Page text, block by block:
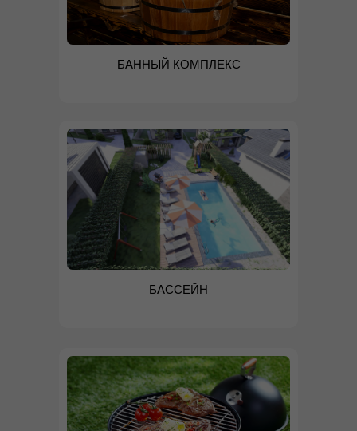
БАННЫЙ КОМПЛЕКС
БАССЕЙН